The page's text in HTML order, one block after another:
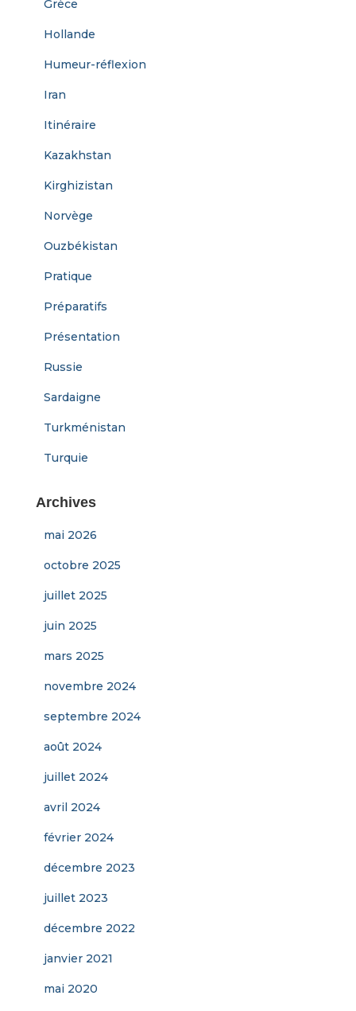
Grèce
Hollande
Humeur-réflexion
Iran
Itinéraire
Kazakhstan
Kirghizistan
Norvège
Ouzbékistan
Pratique
Préparatifs
Présentation
Russie
Sardaigne
Turkménistan
Turquie
Archives
mai 2026
octobre 2025
juillet 2025
juin 2025
mars 2025
novembre 2024
septembre 2024
août 2024
juillet 2024
avril 2024
février 2024
décembre 2023
juillet 2023
décembre 2022
janvier 2021
mai 2020